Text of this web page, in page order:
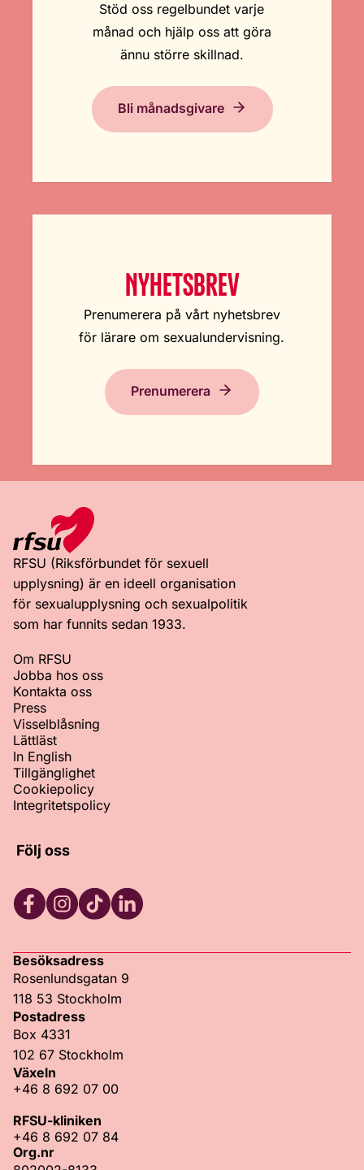
Stöd oss regelbundet varje
månad och hjälp oss att göra
ännu större skillnad.
Bli månadsgivare
NYHETSBREV
Prenumerera på vårt nyhetsbrev
för lärare om sexualundervisning.
Prenumerera
RFSU (Riksförbundet för sexuell
upplysning) är en ideell organisation
för sexualupplysning och sexualpolitik
som har funnits sedan 1933.
Om RFSU
Jobba hos oss
Kontakta oss
Press
Visselblåsning
Lättläst
In English
Tillgänglighet
Cookiepolicy
Integritetspolicy
Följ oss
Besöksadress
Rosenlundsgatan 9
118 53 Stockholm
Postadress
Box 4331
102 67 Stockholm
Växeln
+46 8 692 07 00
RFSU-kliniken
+46 8 692 07 84
Org.nr